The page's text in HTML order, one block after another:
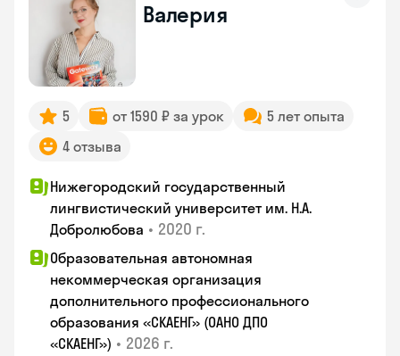
Валерия
5 от 1590 ₽ за урок
5 лет опыта
4 отзыва
Нижегородский государственный
лингвистический университет им. Н.А.
Добролюбова • 2020 г.
Образовательная автономная
некоммерческая организация
дополнительного профессионального
образования «СКАЕНГ» (ОАНО ДПО
«СКАЕНГ») • 2026 г.